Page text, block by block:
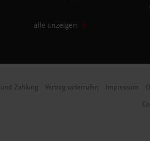
alle anzeigen
Zahlung Vertrag widerrufen Impressum